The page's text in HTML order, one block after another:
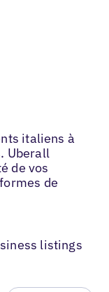
italiens à
Uberall
de vos
de
listings